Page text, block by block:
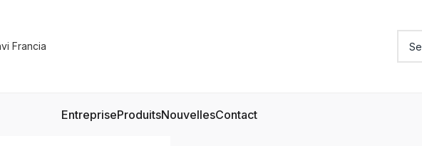
EntrepriseProduitsNouvellesContact